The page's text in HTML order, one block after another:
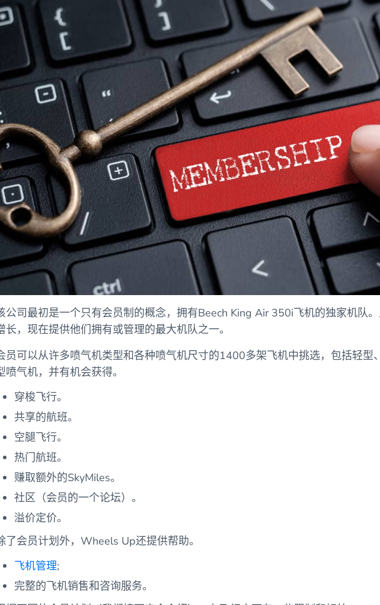
公司最初是一个只有会员制的概念，拥有Beech King Air 350i飞机的独家机队
长，现在提供他们拥有或管理的最大机队之一。
员可以从许多喷气机类型和各种喷气机尺寸的1400多架飞机中挑选，包括轻型
喷气机，并有机会获得。
穿梭飞行。
共享的航班。
空腿飞行。
热门航班。
赚取额外的SkyMiles。
社区（会员的一个论坛）。
溢价定价。
了会员计划外，Wheels Up还提供帮助。
飞机管理;
完整的飞机销售和咨询服务。